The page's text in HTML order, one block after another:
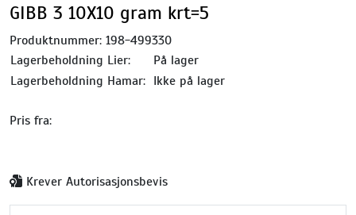
GIBB 3 10X10 gram krt=5
Produktnummer: 198-499330
Lagerbeholdning Lier:
På lager
Lagerbeholdning Hamar: Ikke på lager
Pris fra:
Krever Autorisasjonsbevis